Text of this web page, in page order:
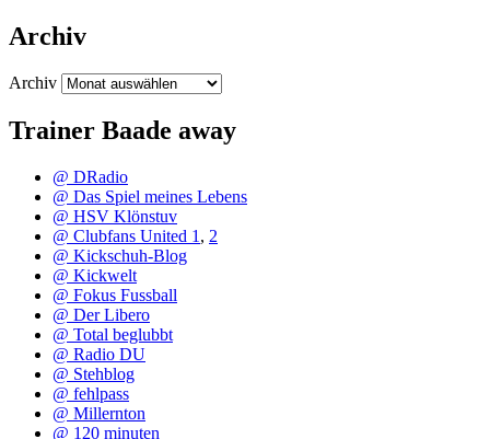
Archiv
Archiv
Trainer Baade away
@ DRadio
@ Das Spiel meines Lebens
@ HSV Klönstuv
@ Clubfans United 1 , 2
@ Kickschuh-Blog
@ Kickwelt
@ Fokus Fussball
@ Der Libero
@ Total beglubbt
@ Radio DU
@ Stehblog
@ fehlpass
@ Millernton
@ 120 minuten